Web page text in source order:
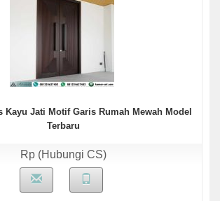
Kayu Jati Motif Garis Rumah Mewah Model
Terbaru
Rp (Hubungi CS)